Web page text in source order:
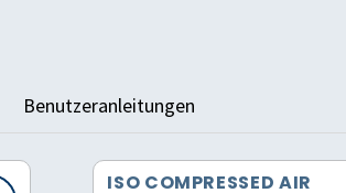
Benutzeranleitungen
ISO COMPRESSED AIR